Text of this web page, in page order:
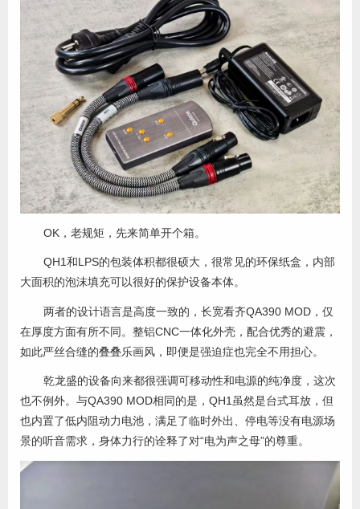
OK，老规矩，先来简单开个箱。
QH1和LPS的包装体积都很硕大，很常见的环保纸盒，内部
大面积的泡沫填充可以很好的保护设备本体。
两者的设计语言是高度一致的，长宽看齐QA390 MOD，仅
在厚度方面有所不同。整铝CNC一体化外壳，配合优秀的避震，
如此严丝合缝的叠叠乐画风，即便是强迫症也完全不用担心。
乾龙盛的设备向来都很强调可移动性和电源的纯净度，这次
也不例外。与QA390 MOD相同的是，QH1虽然是台式耳放，但
也内置了低内阻动力电池，满足了临时外出、停电等没有电源场
景的听音需求，身体力行的诠释了对“电为声之母”的尊重。